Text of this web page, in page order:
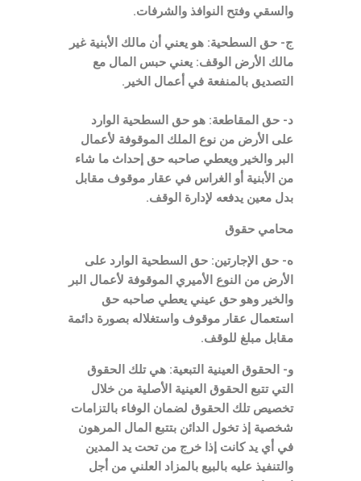
والسقي وفتح النوافذ والشرفات.
ج- حق السطحية: هو يعني أن مالك الأبنية غير
مالك الأرض الوقف: يعني حبس المال مع
التصديق بالمنفعة في أعمال الخير.
د- حق المقاطعة: هو حق السطحية الوارد
على الأرض من نوع الملك الموقوفة لأعمال
البر والخير ويعطي صاحبه حق إحداث ما شاء
من الأبنية أو الغراس في عقار موقوف مقابل
بدل معين يدفعه لإدارة الوقف.
محامي حقوق
ه- حق الإجارتين: حق السطحية الوارد على
الأرض من النوع الأميري الموقوفة لأعمال البر
والخير وهو حق عيني يعطي صاحبه حق
استعمال عقار موقوف واستغلاله بصورة دائمة
مقابل مبلغ للوقف.
و- الحقوق العينية التبعية: هي تلك الحقوق
التي تتبع الحقوق العينية الأصلية من خلال
تخصيص تلك الحقوق لضمان الوفاء بالتزامات
شخصية إذ تخول الدائن بتتبع المال المرهون
في أي يد كانت إذا خرج من تحت يد المدين
والتنفيذ عليه بالبيع بالمزاد العلني من أجل